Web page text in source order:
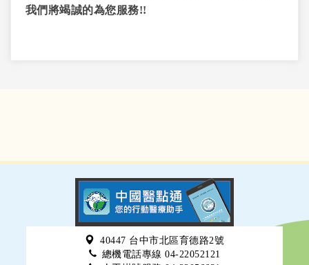
我們將竭誠的為您服務!!
40447 台中市北區育德路2號
總機電話專線 04-22052121